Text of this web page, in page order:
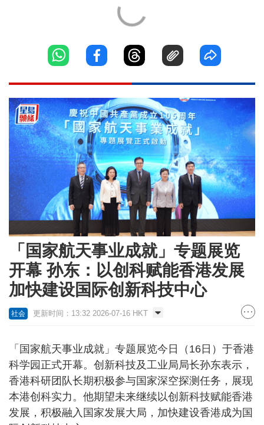
「国家航天事业成就」专题展览
开幕 孙东：以创科赋能香港发展
加快建设国际创新科技中心
社会 更新时间：13:32 2026-07-16 HKT
「国家航天事业成就」专题展览今日（16日）于香港
科学园正式开幕。创新科技及工业局局长孙东表示，
香港科研团队长期积极参与国家深空探测任务，展现
本港创科实力。他期望未来继续以创新科技赋能香港
发展，积极融入国家发展大局，加快建设香港成为国